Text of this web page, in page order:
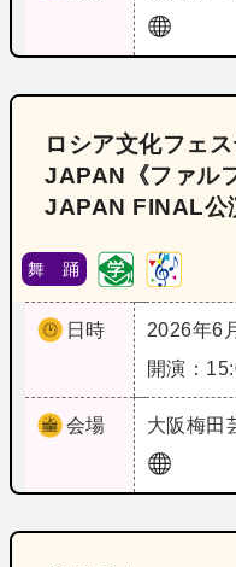
ロシア文化フェ
JAPAN《ファル
JAPAN FINAL公
舞 踊
日時
2026年6
開演：
会場 大阪梅田